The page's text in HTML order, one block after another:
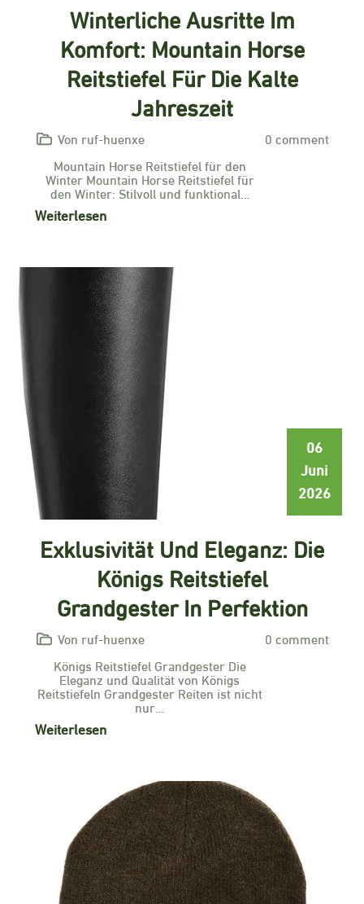
Winterliche Ausritte Im
Komfort: Mountain Horse
Reitstiefel Für Die Kalte
Jahreszeit
Von ruf-huenxe
0 comment
Mountain Horse Reitstiefel für den
Winter Mountain Horse Reitstiefel für
den Winter: Stilvoll und funktional…
Weiterlesen
06
Juni
2026
Exklusivität Und Eleganz: Die
Königs Reitstiefel
Grandgester In Perfektion
Von ruf-huenxe
0 comment
Königs Reitstiefel Grandgester Die
Eleganz und Qualität von Königs
Reitstiefeln Grandgester Reiten ist nicht
nur…
Weiterlesen